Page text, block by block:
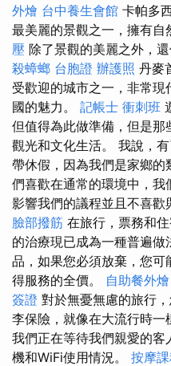
外燴 台中養生會館 卡帕多
最美麗的景觀之一，擁有自
壓 除了景觀的美麗之外，
殺蟑螂 台胞證 辦護照 丹麥
受歡迎的城市之一，非常
國的魅力。 記帳士 衝刺班
但值得為此做準備，但是那
觀光和文化生活。 我說，
帶休假，因為我們是家鄉的
們喜歡在通常的環境中，我
影響我們的議程並且不喜歡
臉部撥筋 在旅行，票務和
的治療現已成為一種普遍做
品，如果您必須放棄，您
得服務的全價。 自助餐外燴
簽證 對於無憂無慮的旅行
李保險，就像在大流行時
我們正在等待我們親愛的
機和WiFi使用情況。 按摩